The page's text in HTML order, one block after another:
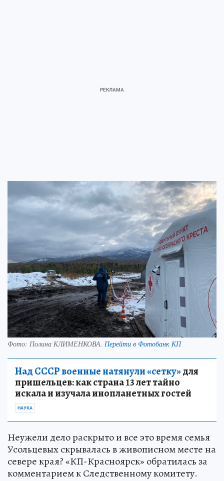
Фото: Полина КЛИМЕНКОВА. Перейти в Фотобанк КП
Над СССР военные натянули «сетку»для
пришельцев: как страна 13 лет тайно
искала и изучала инопланетных гостей
НАУКА
Неужели дело раскрыто и все это время семья
Усольцевых скрывалась в живописном месте на
севере края? «КП-Красноярск» обратилась за
комментарием к Следственному комитету.